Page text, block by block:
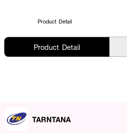
Product Detail
Product Detail
TARNTANA